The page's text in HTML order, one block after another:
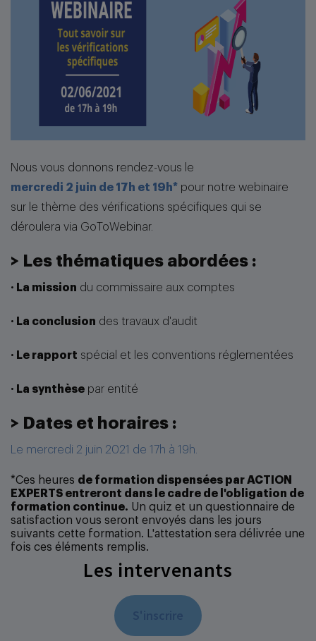
Nous vous donnons rendez-vous le
mercredi 2 juin de 17h et 19h* pour notre webinaire
sur le thème des vérifications spécifiques qui se
déroulera via GoToWebinar.
> Les thématiques abordées :
· La mission du commissaire aux comptes
· La conclusion des travaux d'audit
· Le rapport spécial et les conventions réglementées
· La synthèse par entité
> Dates et horaires :
Le mercredi 2 juin 2021 de 17h à 19h.
*Ces heures de formation dispensées par ACTION
EXPERTS entreront dans le cadre de l'obligation de
formation continue. Un quiz et un questionnaire de
satisfaction vous seront envoyés dans les jours
suivants cette formation. L'attestation sera délivrée une
fois ces éléments remplis.
Les intervenants